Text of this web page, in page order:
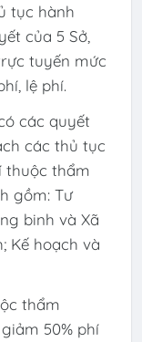
tục hành
của 5 Sở,
tuyến mức
lệ phí.
các quyết
các thủ tục
thuộc thẩm
gồm: Tư
binh và Xã
Kế hoạch và
thẩm
50% phí